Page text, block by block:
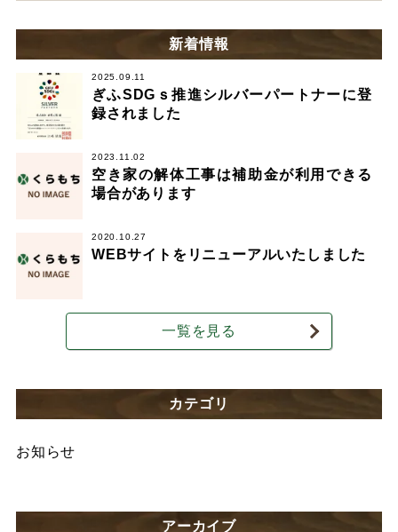
新着情報
2025.09.11
ぎふSDGｓ推進シルバーパートナーに登
録されました
2023.11.02
空き家の解体工事は補助金が利用できる
場合があります
2020.10.27
WEBサイトをリニューアルいたしました
一覧を見る
カテゴリ
お知らせ
アーカイブ